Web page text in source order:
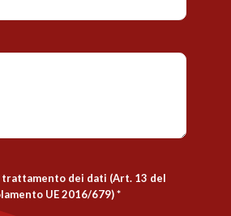
dei dati (Art. 13 del
UE 2016/679)*